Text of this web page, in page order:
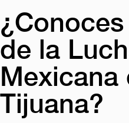
Camino Real
Mérida
Camino Real Mérida
Mexico City
Camino Real
Camino Real
Monterrey
de la
Mexicana
Tijuana?